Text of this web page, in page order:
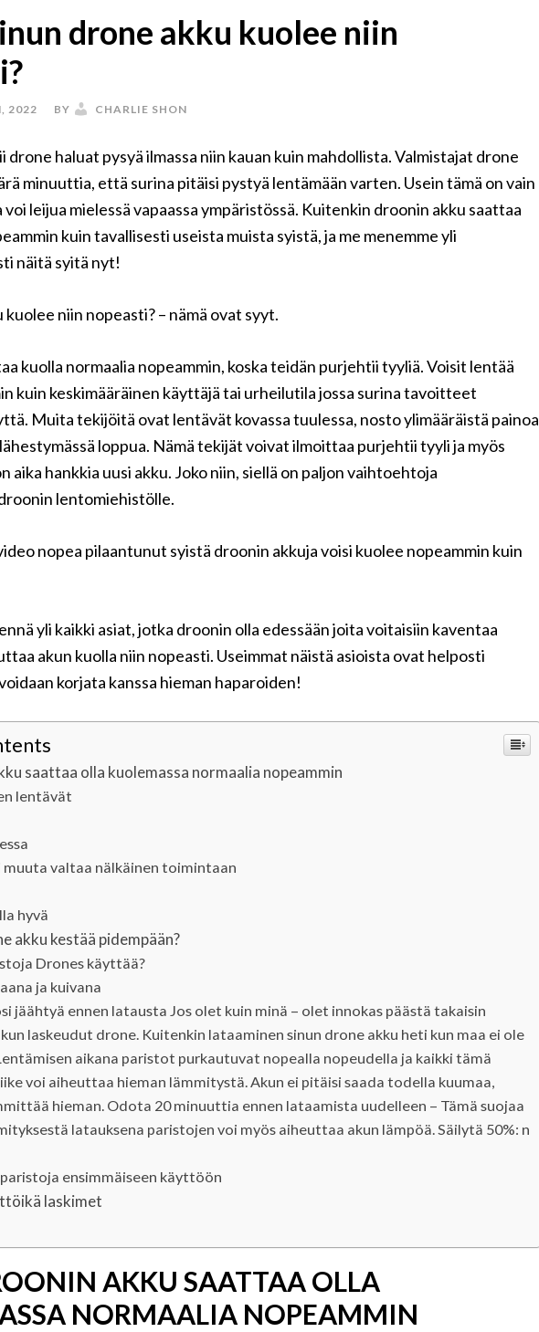
drone akku kuolee niin
2022 BY CHARLIE SHON
haluat pysyä ilmassa niin kauan kuin mahdollista. Valmistajat drone
minuuttia, että surina pitäisi pystyä lentämään varten. Usein tämä on vain
voi leijua mielessä vapaassa ympäristössä. Kuitenkin droonin akku saattaa
kuin tavallisesti useista muista syistä, ja me menemme yli
näitä syitä nyt!
niin nopeasti? – nämä ovat syyt.
kuolla normaalia nopeammin, koska teidän purjehtii tyyliä. Voisit lentää
kuin keskimääräinen käyttäjä tai urheilutila jossa surina tavoitteet
Muita tekijöitä ovat lentävät kovassa tuulessa, nosto ylimääräistä painoa
loppua. Nämä tekijät voivat ilmoittaa purjehtii tyyli ja myös
aika hankkia uusi akku. Joko niin, siellä on paljon vaihtoehtoja
lentomiehistölle.
nopea pilaantunut syistä droonin akkuja voisi kuolee nopeammin kuin
yli kaikki asiat, jotka droonin olla edessään joita voitaisiin kaventaa
akun kuolla niin nopeasti. Useimmat näistä asioista ovat helposti
korjata kanssa hieman haparoiden!
saattaa olla kuolemassa normaalia nopeammin
lentävät
muuta valtaa nälkäinen toimintaan
hyvä
akku kestää pidempään?
Drones käyttää?
ja kuivana
jäähtyä ennen latausta Jos olet kuin minä – olet innokas päästä takaisin
laskeudut drone. Kuitenkin lataaminen sinun drone akku heti kun maa ei ole
aikana paristot purkautuvat nopealla nopeudella ja kaikki tämä
voi aiheuttaa hieman lämmitystä. Akun ei pitäisi saada todella kuumaa,
hieman. Odota 20 minuuttia ennen lataamista uudelleen – Tämä suojaa
latauksena paristojen voi myös aiheuttaa akun lämpöä. Säilytä 50%: n
ensimmäiseen käyttöön
laskimet
AKKU SAATTAA OLLA
NORMAALIA NOPEAMMIN